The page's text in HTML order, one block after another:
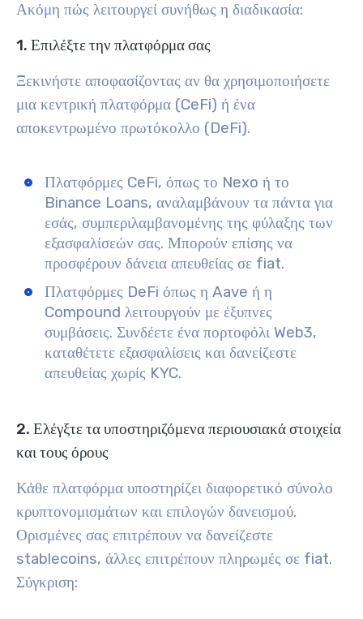
Ακόμη πώς λειτουργεί συνήθως η διαδικασία:
1. Επιλέξτε την πλατφόρμα σας
Ξεκινήστε αποφασίζοντας αν θα χρησιμοποιήσετε
μια κεντρική πλατφόρμα (CeFi) ή ένα
αποκεντρωμένο πρωτόκολλο (DeFi).
Πλατφόρμες CeFi, όπως το Nexo ή το
Binance Loans, αναλαμβάνουν τα πάντα για
εσάς, συμπεριλαμβανομένης της φύλαξης των
εξασφαλίσεών σας. Μπορούν επίσης να
προσφέρουν δάνεια απευθείας σε fiat.
Πλατφόρμες DeFi όπως η Aave ή η
Compound λειτουργούν με έξυπνες
συμβάσεις. Συνδέετε ένα πορτοφόλι Web3,
καταθέτετε εξασφαλίσεις και δανείζεστε
απευθείας χωρίς KYC.
2. Ελέγξτε τα υποστηριζόμενα περιουσιακά στοιχεία
και τους όρους
Κάθε πλατφόρμα υποστηρίζει διαφορετικό σύνολο
κρυπτονομισμάτων και επιλογών δανεισμού.
Ορισμένες σας επιτρέπουν να δανείζεστε
stablecoins, άλλες επιτρέπουν πληρωμές σε fiat.
Σύγκριση: